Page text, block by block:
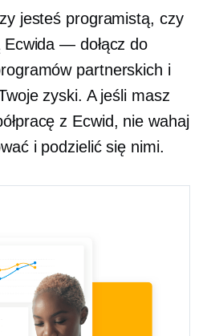
jesteś programistą, czy
— dołącz do
partnerskich i
zyski. A jeśli masz
z Ecwid, nie wahaj
i podzielić się nimi.